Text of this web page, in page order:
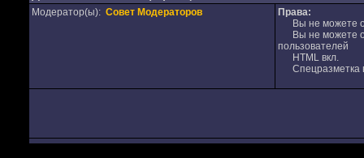
Модератор(ы): Совет Модераторов
Права:
Вы не можете
Вы не можете
пользователей
HTML вкл.
Спецразметка